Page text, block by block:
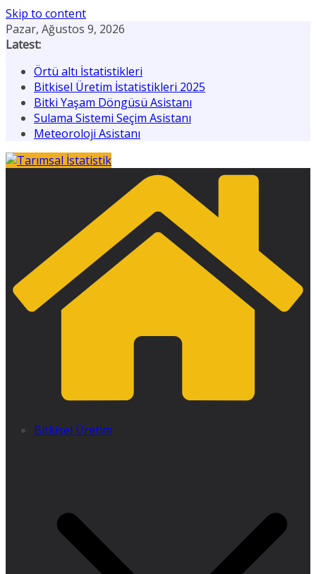
Skip to content
Pazar, Ağustos 9, 2026
Latest:
Örtü altı İstatistikleri
Bitkisel Üretim İstatistikleri 2025
Bitki Yaşam Döngüsü Asistanı
Sulama Sistemi Seçim Asistanı
Meteoroloji Asistanı
Bitkisel Üretim